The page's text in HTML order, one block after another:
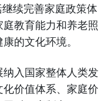
续完善家庭政策体
教育能力和养老照
的文化环境。
入国家整体人类发
价值体系、家庭价